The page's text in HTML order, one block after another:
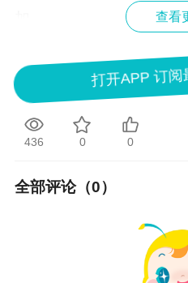
B、存货周转天数：减少
少
C、存货周转天数：增加
减少
D、存货周转天数：增加
【答
查看
打开APP 订
436 0 0
全部评论（0）